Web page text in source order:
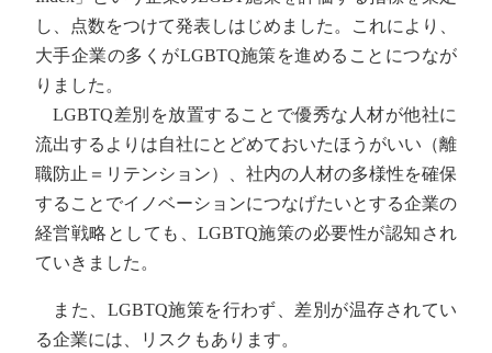
し、点数をつけて発表しはじめました。これにより、
大手企業の多くがLGBTQ施策を進めることにつなが
りました。
LGBTQ差別を放置することで優秀な人材が他社に
流出するよりは自社にとどめておいたほうがいい（離
職防止＝リテンション）、社内の人材の多様性を確保
することでイノベーションにつなげたいとする企業の
経営戦略としても、LGBTQ施策の必要性が認知され
ていきました。
また、LGBTQ施策を行わず、差別が温存されてい
る企業には、リスクもあります。